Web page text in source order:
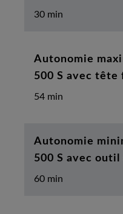
30 min
Autonomie
500 S avec tête
54 min
Autonomie
500 S avec outil
60 min